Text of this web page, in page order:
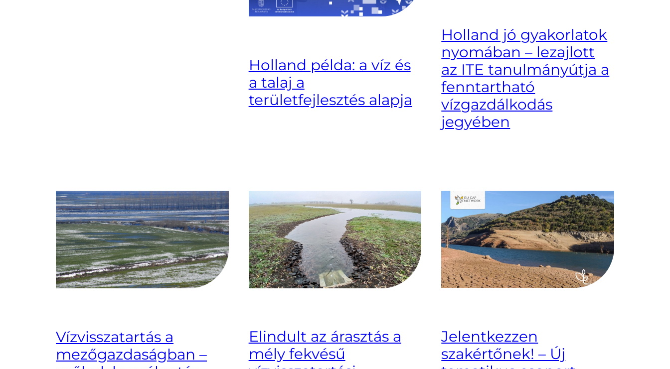
Holland példa: a víz és
a talaj a
területfejlesztés alapja
Holland jó gyakorlatok
nyomában – lezajlott
az ITE tanulmányútja a
fenntartható
vízgazdálkodás
jegyében
Vízvisszatartás a
mezőgazdaságban –
Elindult az árasztás a
mély fekvésű
Jelentkezzen
szakértőnek! – Új